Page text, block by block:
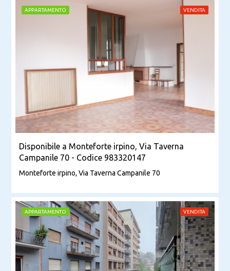
APPARTAMENTO VENDITA
Disponibile a Monteforte irpino, Via Taverna
Campanile 70 - Codice 983320147
Monteforte irpino, Via Taverna Campanile 70
APPARTAMENTO VENDITA